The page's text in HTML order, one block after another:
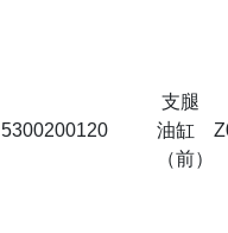
5300200120
支腿
油缸
（前）